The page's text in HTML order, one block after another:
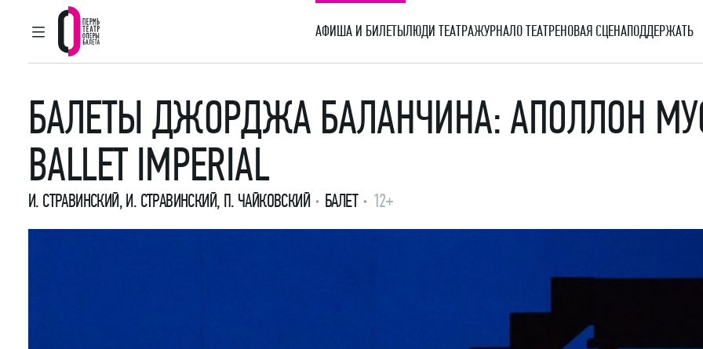
ГЛАВНОЕ МЕНЮ
Пермский театр оперы и балета
АФИША И БИЛЕТЫЛЮДИ ТЕАТРАЖУРНАЛО ТЕАТРЕНОВАЯ СЦЕНАПОДДЕРЖАТЬ
БАЛЕТЫ ДЖОРДЖА БАЛАНЧИНА: АПОЛЛОН
BALLET IMPERIAL
И. СТРАВИНСКИЙ,И. СТРАВИНСКИЙ, П. ЧАЙКОВСКИЙ БАЛЕТ 12+